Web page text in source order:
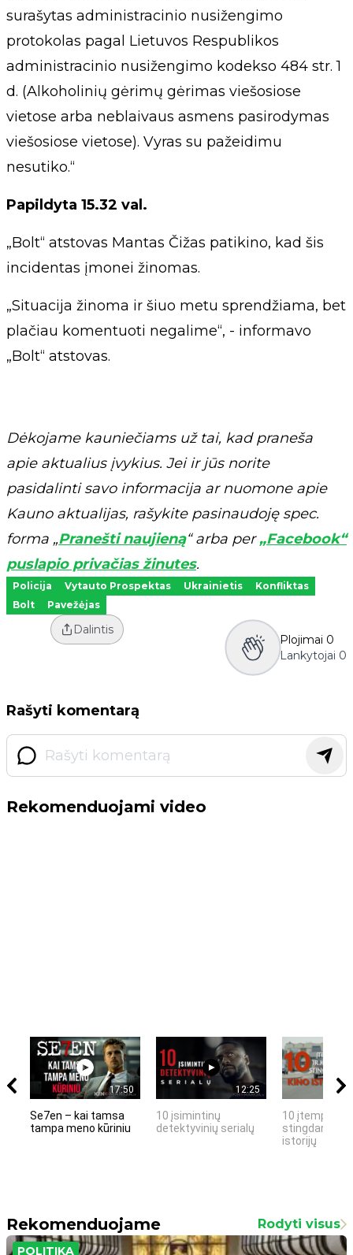
surašytas administracinio nusižengimo
protokolas pagal Lietuvos Respublikos
administracinio nusižengimo kodekso 484 str. 1
d. (Alkoholinių gėrimų gėrimas viešosiose
vietose arba neblaivaus asmens pasirodymas
viešosiose vietose). Vyras su pažeidimu
nesutiko.“
Papildyta 15.32 val.
„Bolt“ atstovas Mantas Čižas patikino, kad šis
incidentas įmonei žinomas.
„Situacija žinoma ir šiuo metu sprendžiama, bet
plačiau komentuoti negalime“, - informavo
„Bolt“ atstovas.
Dėkojame kauniečiams už tai, kad praneša
apie aktualius įvykius. Jei ir jūs norite
pasidalinti savo informacija ar nuomone apie
Kauno aktualijas, rašykite pasinaudoję spec.
forma „Pranešti naujieną“ arba per„Facebook“
puslapio privačias žinutes.
Policija Vytauto Prospektas Ukrainietis
Konfliktas
Bolt
Pavežėjas
Dalintis
Plojimai 0
Lankytojai 0
Rašyti komentarą
Rekomenduojami video
17:50
Se7en – kai tamsa
tampa meno kūriniu
12:25
10 įsimintinų
detektyvinių serialų
10 įtemptų,
stingdančių
istorijų
Rekomenduojame Rodyti visus
POLITIKA